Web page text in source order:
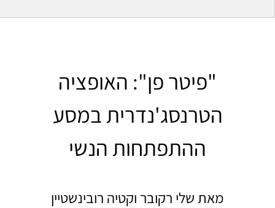
"פיטר פן": האופציה
הטרנסג'נדרית במסע
ההתפתחות הנשי
מאת שלי רקובר וקטיה רובינשטיין